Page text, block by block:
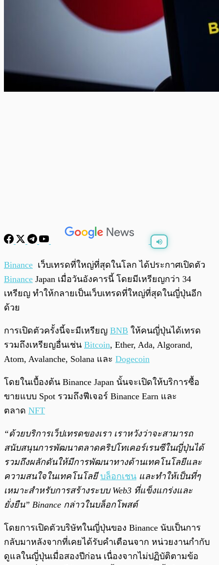
พร้อมเล่น /0:00
Binance เว็บเทรดที่ใหญ่ที่สุดในโลก ได้ประกาศเปิดตัว
Binance Japan เมื่อวันอังคารนี้ โดยมีเหรียญกว่า 34
เหรียญ ทำให้กลายเป็นเว็บเทรดที่ใหญ่ที่สุดในญี่ปุ่นอีก
ด้วย
การเปิดตัวครั้งนี้จะมีเหรียญ BNB ให้คนญี่ปุ่นได้เทรด
รวมถึงเหรียญอื่นเช่น Bitcoin, Ether, Ada, Algorand,
Atom, Avalanche, Solana และ Dogecoin
โดยในเบื้องต้น Binance Japan นั้นจะเปิดให้บริการซื้อ
ขายแบบ Spot รวมถึงฟีเจอร์ Binance Earn และ
ตลาด NFT
“ด้วยบริการเว็ปเทรดของเรา เราหวังว่าจะสามารถ
สนับสนุนการพัฒนาตลาดคริปโทเคอร์เรนซีในญี่ปุ่นได้
รวมถึงผลักดันให้มีการพัฒนาทางด้านเทคโนโลยีและ
ความสนใจในเทคโนโลยีบล็อกเชน และทำให้เป็นที่ๆ
เหมาะสำหรับการสร้างระบบ Web3 ที่แข็งแกร่งและ
ยั่งยืน” Binance กล่าวในบล็อกโพสต์
โดยการเปิดตัวบริษัทในญี่ปุ่นของ Binance นับเป็นการ
กลับมาหลังจากที่เคยได้รับคำเตือนจาก หน่วยงานกำกับ
ดูแลในญี่ปุ่นเมื่อสองปีก่อน เนื่องจากไม่ปฏิบัติตามข้อ